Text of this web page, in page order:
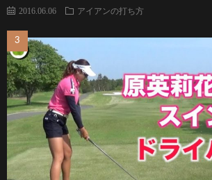
2016.06.06 アイアンの打ち方